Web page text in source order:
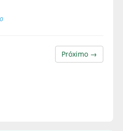
Próximo →